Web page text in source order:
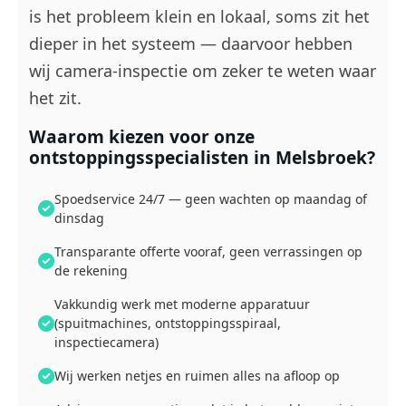
is het probleem klein en lokaal, soms zit het
dieper in het systeem — daarvoor hebben
wij camera-inspectie om zeker te weten waar
het zit.
Waarom kiezen voor onze
ontstoppingsspecialisten in Melsbroek?
Spoedservice 24/7 — geen wachten op maandag of
dinsdag
Transparante offerte vooraf, geen verrassingen op
de rekening
Vakkundig werk met moderne apparatuur
(spuitmachines, ontstoppingsspiraal,
inspectiecamera)
Wij werken netjes en ruimen alles na afloop op